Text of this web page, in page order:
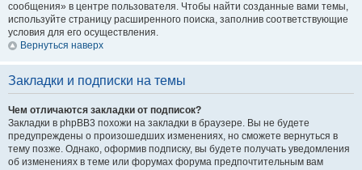
сообщения» в центре пользователя. Чтобы найти созданные вами темы,
используйте страницу расширенного поиска, заполнив соответствующие
условия для его осуществления.
Вернуться наверх
Закладки и подписки на темы
Чем отличаются закладки от подписок?
Закладки в phpBB3 похожи на закладки в браузере. Вы не будете
предупреждены о произошедших изменениях, но сможете вернуться в
тему позже. Однако, оформив подписку, вы будете получать уведомления
об изменениях в теме или форумах форума предпочтительным вам